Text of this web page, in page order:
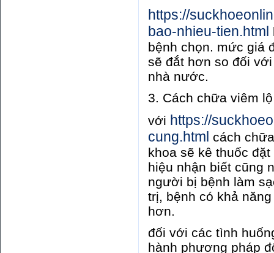
https://
bao-nhieu-tien.html
bệnh chọn. mức giá
sẽ đắt hơn so đối
nhà nước.
3. Cách chữa viêm
với https://
cung.html cách
khoa sẽ kê thuốc
hiệu nhận biết cũng
người bị bệnh làm
trị, bệnh có khả
hơn.
đối với các tình
hành phương pháp